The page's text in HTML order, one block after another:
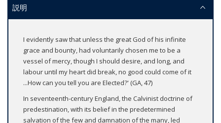
説明
I evidently saw that unless the great God of his infinite
grace and bounty, had voluntarily chosen me to be a
vessel of mercy, though I should desire, and long, and
labour until my heart did break, no good could come of it
...How can you tell you are Elected?' (GA, 47)
In seventeenth-century England, the Calvinist doctrine of
predestination, with its belief in the predetermined
salvation of the few and damnation of the many, led